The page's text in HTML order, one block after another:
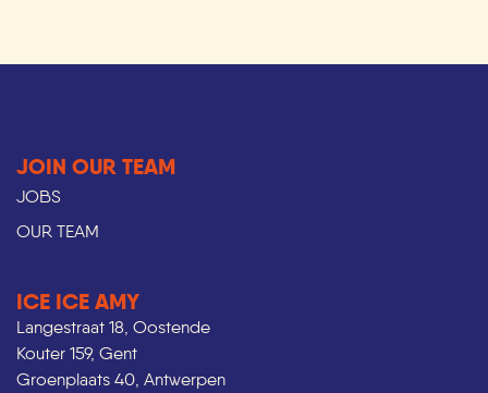
JOIN OUR TEAM
JOBS
OUR TEAM
ICE ICE AMY
Langestraat 18, Oostende
Kouter 159, Gent
Groenplaats 40, Antwerpen